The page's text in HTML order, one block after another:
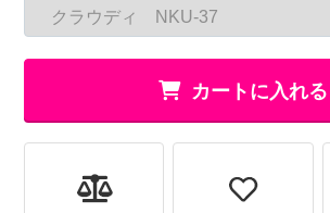
カートに入れる